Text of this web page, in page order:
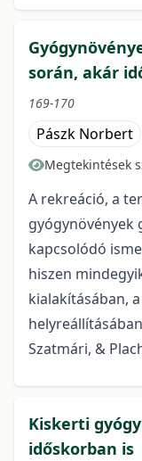
során, akár
169-170
Pászk Norbert
Megtekintések
A rekreáció, a
gyógynövények
kapcsolódó
hiszen
kialakításában,
Szatmári, &
Kiskerti
időskorban is